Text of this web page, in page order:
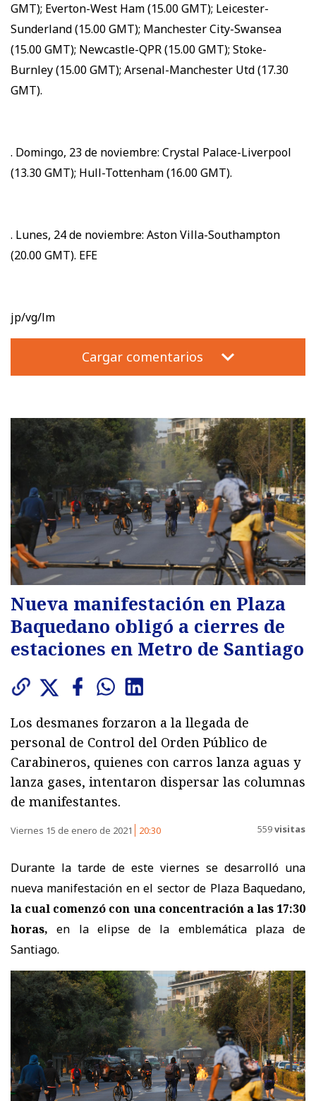
GMT); Everton-West Ham (15.00 GMT); Leicester-
Sunderland (15.00 GMT); Manchester City-Swansea
(15.00 GMT); Newcastle-QPR (15.00 GMT); Stoke-
Burnley (15.00 GMT); Arsenal-Manchester Utd (17.30
GMT).
. Domingo, 23 de noviembre: Crystal Palace-Liverpool
(13.30 GMT); Hull-Tottenham (16.00 GMT).
. Lunes, 24 de noviembre: Aston Villa-Southampton
(20.00 GMT). EFE
jp/vg/lm
Cargar comentarios
Nueva manifestación en Plaza
Baquedano obligó a cierres de
estaciones en Metro de Santiago
Los desmanes forzaron a la llegada de
personal de Control del Orden Público de
Carabineros, quienes con carros lanza aguas y
lanza gases, intentaron dispersar las columnas
de manifestantes.
Viernes 15 de enero de 2021 20:30 559visitas
Durante la tarde de este viernes se desarrolló una
nueva manifestación en el sector de Plaza Baquedano,
la cual comenzó con una concentración a las 17:30
horas, en la elipse de la emblemática plaza de
Santiago.